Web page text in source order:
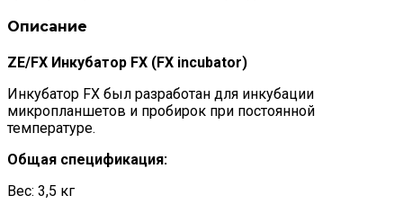
Описание
ZE/FX Инкубатор FX (FX incubator)
Инкубатор FX был разработан для инкубации
микропланшетов и пробирок при постоянной
температуре.
Общая спецификация:
Вес: 3,5 кг